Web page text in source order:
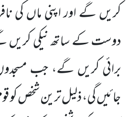
کریں گے اور اپنی ماں کی
دوست کے ساتھ نیکی
برائی کریں گے، جب
جائیں گی، ذلیل ترین شخص کو